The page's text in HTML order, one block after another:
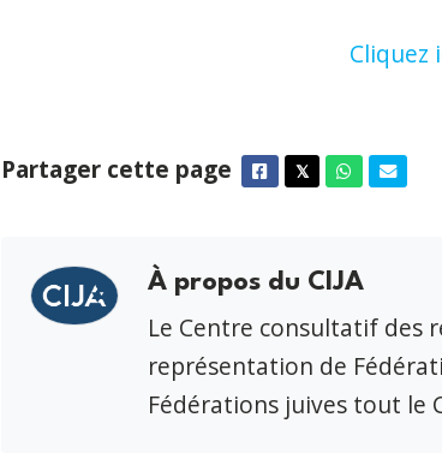
Cliquez
Partager cette page Facebook
𝕏TwitterWhatsapp
À propos du CIJA
Le Centre consultatif des
représentation de
Fédérations juives tout le